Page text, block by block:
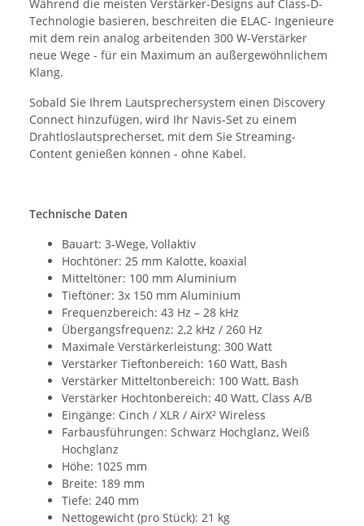
Während die meisten Verstärker-Designs auf Class-D-
Technologie basieren, beschreiten die ELAC- Ingenieure
mit dem rein analog arbeitenden 300 W-Verstärker
neue Wege - für ein Maximum an außergewöhnlichem
Klang.
Sobald Sie Ihrem Lautsprechersystem einen Discovery
Connect hinzufügen, wird Ihr Navis-Set zu einem
Drahtloslautsprecherset, mit dem Sie Streaming-
Content genießen können - ohne Kabel.
Technische Daten
Bauart: 3-Wege, Vollaktiv
Hochtöner: 25 mm Kalotte, koaxial
Mitteltöner: 100 mm Aluminium
Tieftöner: 3x 150 mm Aluminium
Frequenzbereich: 43 Hz – 28 kHz
Übergangsfrequenz: 2,2 kHz / 260 Hz
Maximale Verstärkerleistung: 300 Watt
Verstärker Tieftonbereich: 160 Watt, Bash
Verstärker Mitteltonbereich: 100 Watt, Bash
Verstärker Hochtonbereich: 40 Watt, Class A/B
Eingänge: Cinch / XLR / AirX² Wireless
Farbausführungen: Schwarz Hochglanz, Weiß
Hochglanz
Höhe: 1025 mm
Breite: 189 mm
Tiefe: 240 mm
Nettogewicht (pro Stück): 21 kg